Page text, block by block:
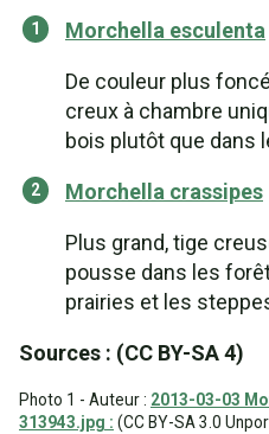
Morchella esculenta
De couleur plus
creux à chambre
bois plutôt que dans
Morchella crassipes
Plus grand, tige
pousse dans les
prairies et les
Sources : (CC BY-SA 4)
Photo 1 - Auteur : 2013-03-03
313943.jpg : (CC BY-SA 3.0